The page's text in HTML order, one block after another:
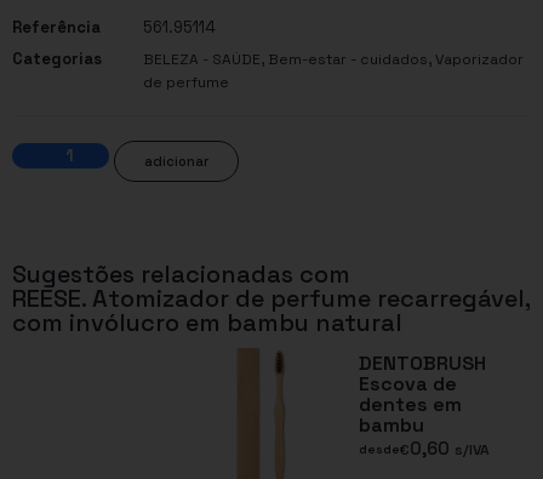
Referência
561.95114
Categorias
BELEZA - SAÚDE, Bem-estar - cuidados,Vaporizador
de perfume
adicionar
Sugestões relacionadas com
REESE. Atomizador de perfume recarregável,
com invólucro em bambu natural
DENTOBRUSH
Escova de
dentes em
bambu
desde€0,60 s/IVA